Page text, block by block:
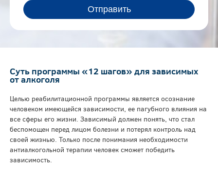
Суть программы «12 шагов» для зависимых
от алкоголя
Целью реабилитационной программы является осознание
человеком имеющейся зависимости, ее пагубного влияния на
все сферы его жизни. Зависимый должен понять, что стал
беспомощен перед лицом болезни и потерял контроль над
своей жизнью. Только после понимания необходимости
антиалкогольной терапии человек сможет победить
зависимость.